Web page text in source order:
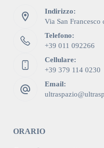
Indirizzo:
Via San
Telefono:
+39 011 092266
Cellulare:
+39 379 114 0230
Email:
ORARIO